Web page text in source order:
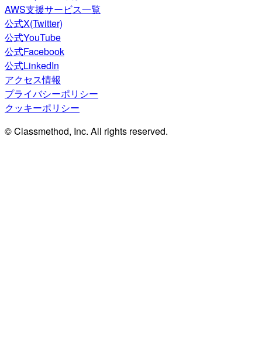
AWS支援サービス一覧
公式X(Twitter)
公式YouTube
公式Facebook
公式LinkedIn
アクセス情報
プライバシーポリシー
クッキーポリシー
© Classmethod, Inc. All rights reserved.